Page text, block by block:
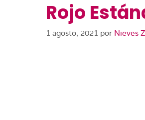
Rojo
1 agosto, 2021 por Nieves